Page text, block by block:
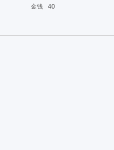
金钱
40